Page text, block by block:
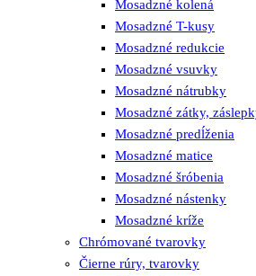
Mosadzné kolená
Mosadzné T-kusy
Mosadzné redukcie
Mosadzné vsuvky
Mosadzné nátrubky
Mosadzné zátky,
Mosadzné predĺženia
Mosadzné matice
Mosadzné šróbenia
Mosadzné nástenky
Mosadzné kríže
Chrómované tvarovky
Čierne rúry, tvarovky